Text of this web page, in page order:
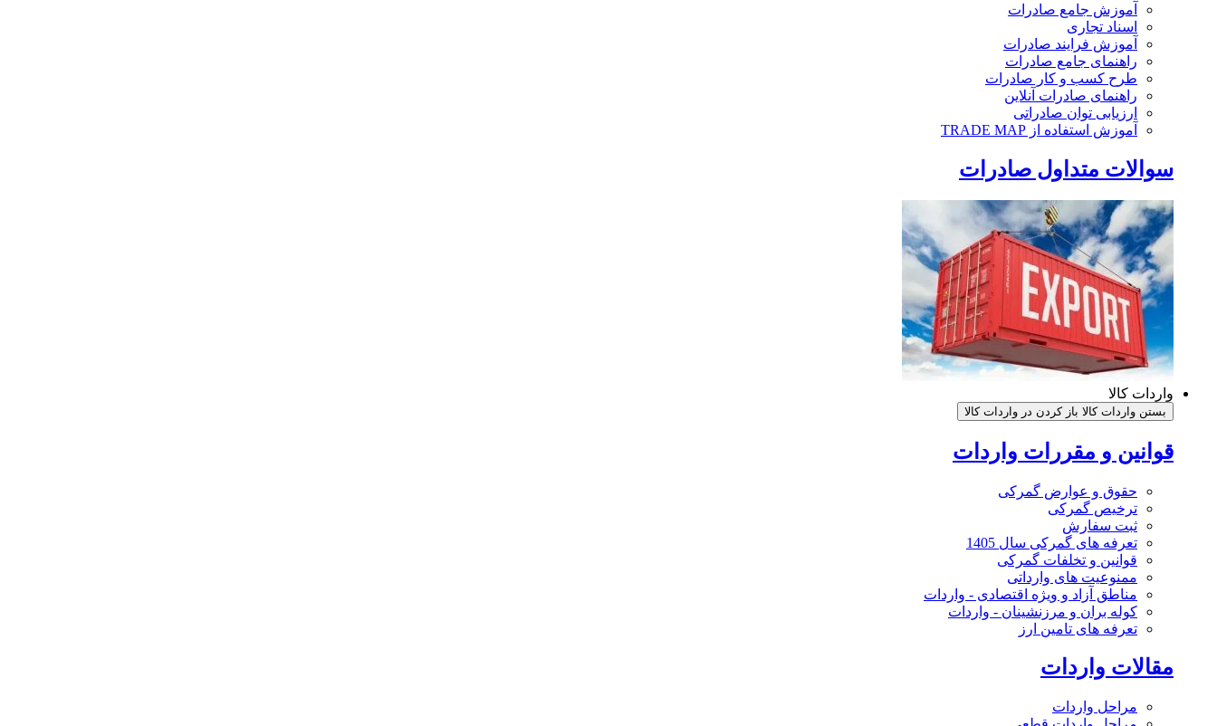
آموزش جامع صادرات
اسناد تجاری
آموزش فرایند صادرات
راهنمای جامع صادرات
طرح کسب و کار صادرات
راهنمای صادرات آنلاین
ارزیابی توان صادراتی
آموزش استفاده از TRADE MAP
سوالات متداول صادرات
واردات کالا
بستن واردات کالا باز کردن در واردات کالا
قوانین و مقررات واردات
حقوق و عوارض گمرکی
ترخیص گمرکی
ثبت سفارش
تعرفه های گمرکی سال 1405
قوانین و تخلفات گمرکی
ممنوعیت های وارداتی
مناطق آزاد و ویژه اقتصادی - واردات
کوله بران و مرزنشینان - واردات
تعرفه های تامین ارز
مقالات واردات
مراحل واردات